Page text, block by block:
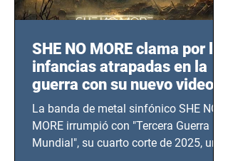
SHE NO MORE clama por las
infancias atrapadas en la
guerra con su nuevo video
TERCERA GUERRA
MUNDIAL
La banda de metal sinfónico SHE NO
MORE irrumpió con "Tercera Guerra
Mundial", su cuarto corte de 2025, un